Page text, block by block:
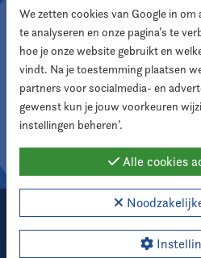
Aanmelden
Volg ons
2026 Nederlandse
Cookie
We zetten cookies van Google in
te analyseren en onze pagina’s te
hoe je onze website gebruikt en
vindt. Na je toestemming plaatsen
partners voor socialmedia- en
gewenst kun je jouw voorkeuren
instellingen beheren’.
Alle cookies